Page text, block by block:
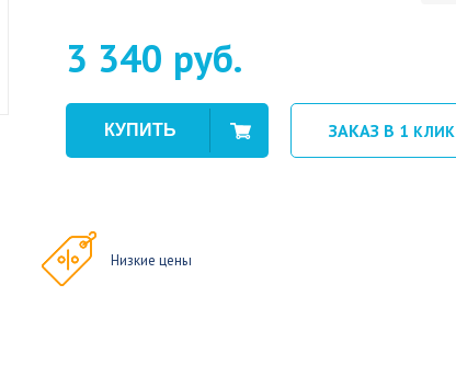
3 340 руб.
ЗАКАЗ В 1 КЛИК
Низкие цены